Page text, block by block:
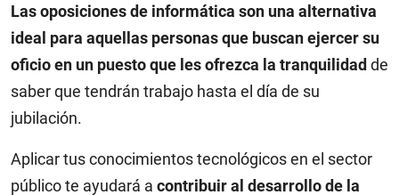
Las oposiciones de informática son una alternativa
ideal para aquellas personas que buscan ejercer su
oficio en un puesto que les ofrezca la tranquilidadde
saber que tendrán trabajo hasta el día de su
jubilación.
Aplicar tus conocimientos tecnológicos en el sector
público te ayudará a contribuir al desarrollo de la